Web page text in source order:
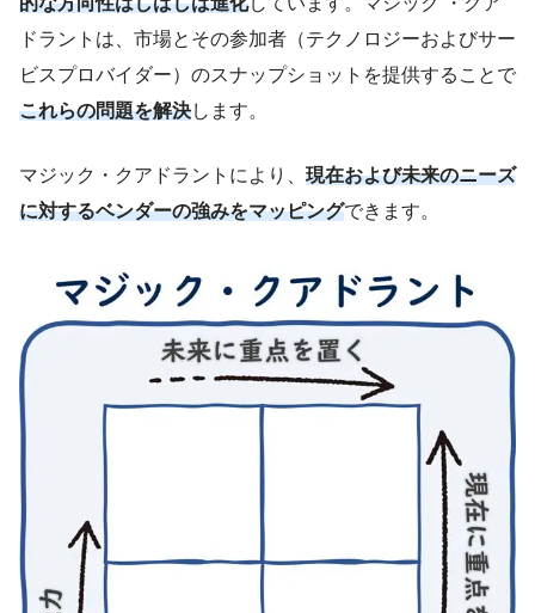
ドラントは、市場とその参加者（テクノロジーおよびサー
ビスプロバイダー）のスナップショットを提供することで
これらの問題を解決します。
マジック・クアドラントにより、 現在および未来のニーズ
に対するベンダーの強みをマッピングできます。